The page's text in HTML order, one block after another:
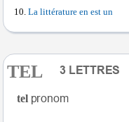
La littérature en est un
TEL
tel